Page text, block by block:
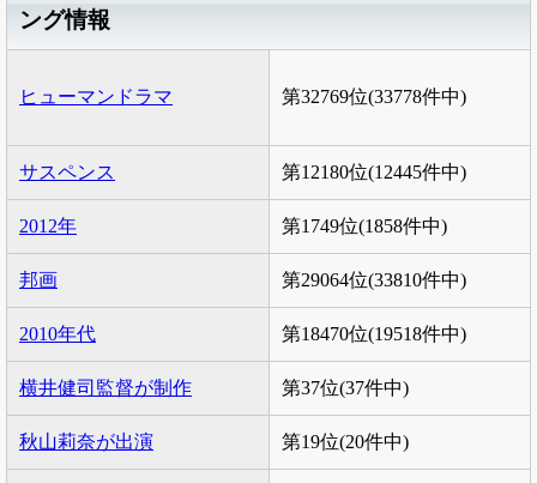
ング情報
ヒューマンドラマ 第32769位(33778件中)
サスペンス 第12180位(12445件中)
2012年 第1749位(1858件中)
邦画 第29064位(33810件中)
2010年代 第18470位(19518件中)
横井健司監督が制作 第37位(37件中)
秋山莉奈が出演 第19位(20件中)